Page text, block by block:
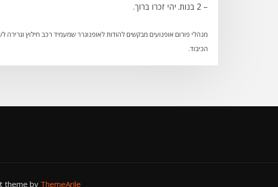
– 2 בנות. יהי זכרו ברוך.
מנהלי פורום אופנועים מבקשים להודות לאופנוגרר שמעמיד רכב חילוץ וגרירה
הכיבוד.
theme by ThemeArile